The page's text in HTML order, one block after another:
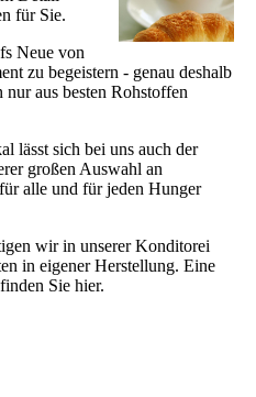
für Sie.
Neue von
zu begeistern - genau deshalb
aus besten Rohstoffen
lässt sich bei uns auch der
großen Auswahl an
alle und für jeden Hunger
wir in unserer Konditorei
in eigener Herstellung. Eine
Sie hier.